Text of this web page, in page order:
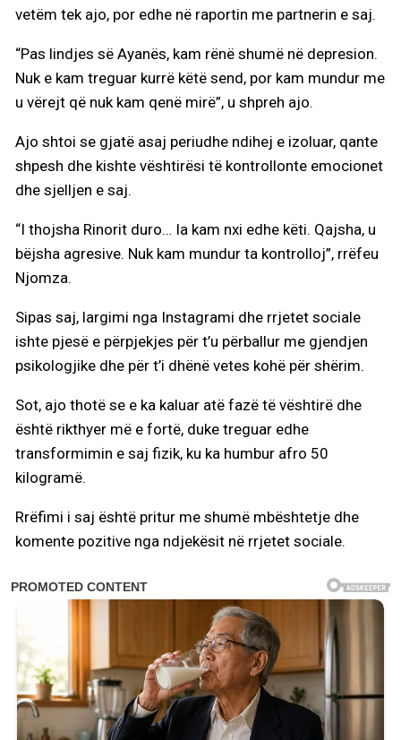
vetëm tek ajo, por edhe në raportin me partnerin e saj.
“Pas lindjes së Ayanës, kam rënë shumë në depresion.
Nuk e kam treguar kurrë këtë send, por kam mundur me
u vërejt që nuk kam qenë mirë”, u shpreh ajo.
Ajo shtoi se gjatë asaj periudhe ndihej e izoluar, qante
shpesh dhe kishte vështirësi të kontrollonte emocionet
dhe sjelljen e saj.
“I thojsha Rinorit duro… Ia kam nxi edhe këti. Qajsha, u
bëjsha agresive. Nuk kam mundur ta kontrolloj”, rrëfeu
Njomza.
Sipas saj, largimi nga Instagrami dhe rrjetet sociale
ishte pjesë e përpjekjes për t’u përballur me gjendjen
psikologjike dhe për t’i dhënë vetes kohë për shërim.
Sot, ajo thotë se e ka kaluar atë fazë të vështirë dhe
është rikthyer më e fortë, duke treguar edhe
transformimin e saj fizik, ku ka humbur afro 50
kilogramë.
Rrëfimi i saj është pritur me shumë mbështetje dhe
komente pozitive nga ndjekësit në rrjetet sociale.